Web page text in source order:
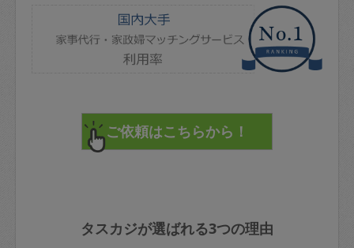
タスカジが選ばれる3つの理由